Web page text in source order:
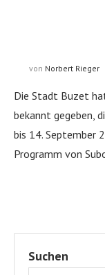
von Norbert Rieger
Die Stadt Buzet
bekannt gegeben,
bis 14. September
Programm von
Suchen